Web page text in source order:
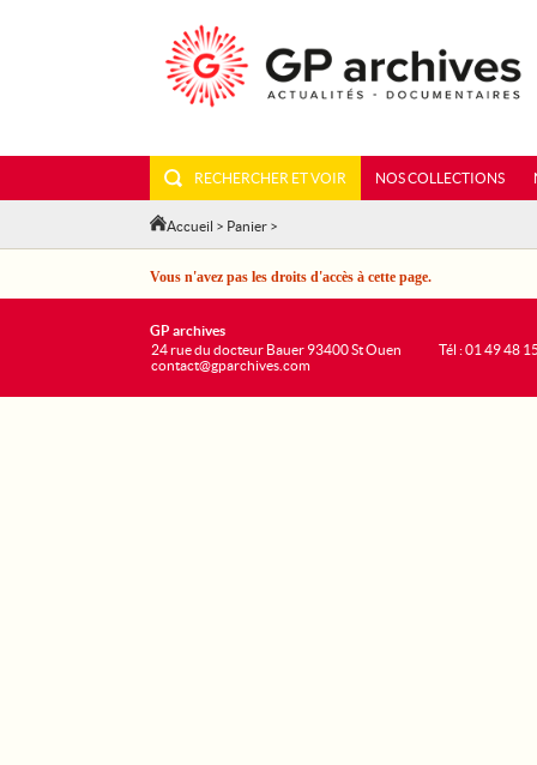
RECHERCHER ET VOIR NOS COLLECTIONS
Accueil > Panier >
Vous n'avez pas les droits d'accès à cette page.
GP archives
24 rue du docteur Bauer 93400 St Ouen
contact@gparchives.com
Tél : 01 49 48